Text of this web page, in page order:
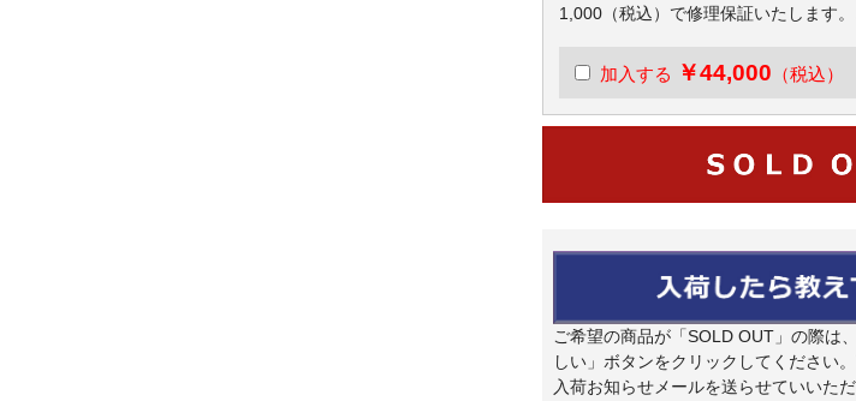
1,000（税込）で修理保証いたします。
加入する ￥44,000 （税込）
ご希望の商品が「SOLD OUT」の際は
しい」ボタンをクリックしてください
入荷お知らせメールを送らせていいた